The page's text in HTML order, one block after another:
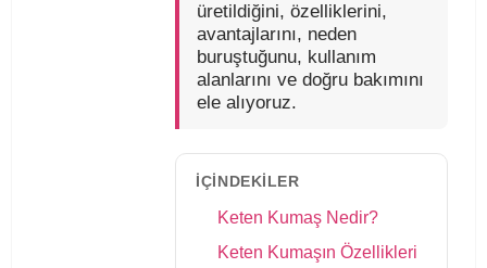
üretildiğini, özelliklerini,
avantajlarını, neden
buruştuğunu, kullanım
alanlarını ve doğru bakımını
ele alıyoruz.
İÇINDEKILER
Keten Kumaş Nedir?
Keten Kumaşın Özellikleri